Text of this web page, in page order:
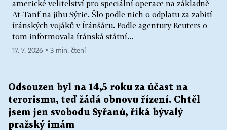
americké velitelství pro speciální operace na základně
At-Tanf na jihu Sýrie. Šlo podle nich o odplatu za zabití
íránských vojáků v Íránšáru. Podle agentury Reuters o
tom informovala íránská státní...
17. 7. 2026 ▪ 3 min. čtení
Odsouzen byl na 14,5 roku za účast na
terorismu, teď žádá obnovu řízení. Chtěl
jsem jen svobodu Syřanů, říká bývalý
pražský imám